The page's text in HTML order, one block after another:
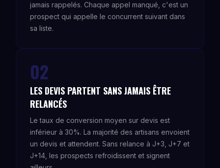
jamais rappelés. Chaque appel manqué, c'est un
prospect qui appelle le concurrent suivant dans
sa liste.
02
LES DEVIS PARTENT SANS JAMAIS ÊTRE
RELANCÉS
Le taux de conversion moyen sur devis est
inférieur à 30%. La majorité des artisans envoient
un devis et attendent. Sans relance à J+3, J+7 et
J+14, les prospects refroidissent et signent